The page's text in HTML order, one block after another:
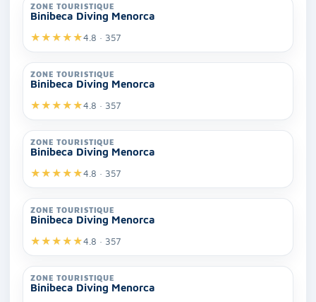
ZONE TOURISTIQUE
Binibeca Diving Menorca
★★★★★4.8 · 357
ZONE TOURISTIQUE
Binibeca Diving Menorca
★★★★★4.8 · 357
ZONE TOURISTIQUE
Binibeca Diving Menorca
★★★★★4.8 · 357
ZONE TOURISTIQUE
Binibeca Diving Menorca
★★★★★4.8 · 357
ZONE TOURISTIQUE
Binibeca Diving Menorca